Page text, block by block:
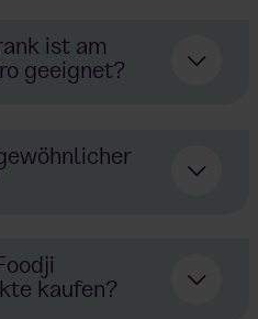
Foodji
ist am
geeignet?
kaufen?